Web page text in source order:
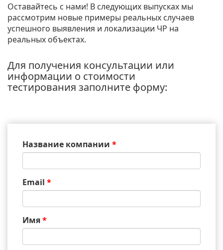
Оставайтесь с нами! В следующих выпусках мы
рассмотрим новые примеры реальных случаев
успешного выявления и локализации ЧР на
реальных объектах.
Для получения консультации или
информации о стоимости
тестирования заполните форму:
Название компании *
Email *
Имя*